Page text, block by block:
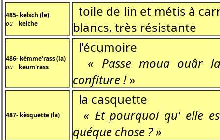
485- kelsch (le)
ou kelche
toile de lin et métis à
blancs, très résistante
486- kèmme'rass (la)
ou keum'rass
l'écumoire
« Passe moua ouâr
confiture !»
487- kèsquette (la)
la casquette
« Et pourquoi qu' elle
quéque chose ? »